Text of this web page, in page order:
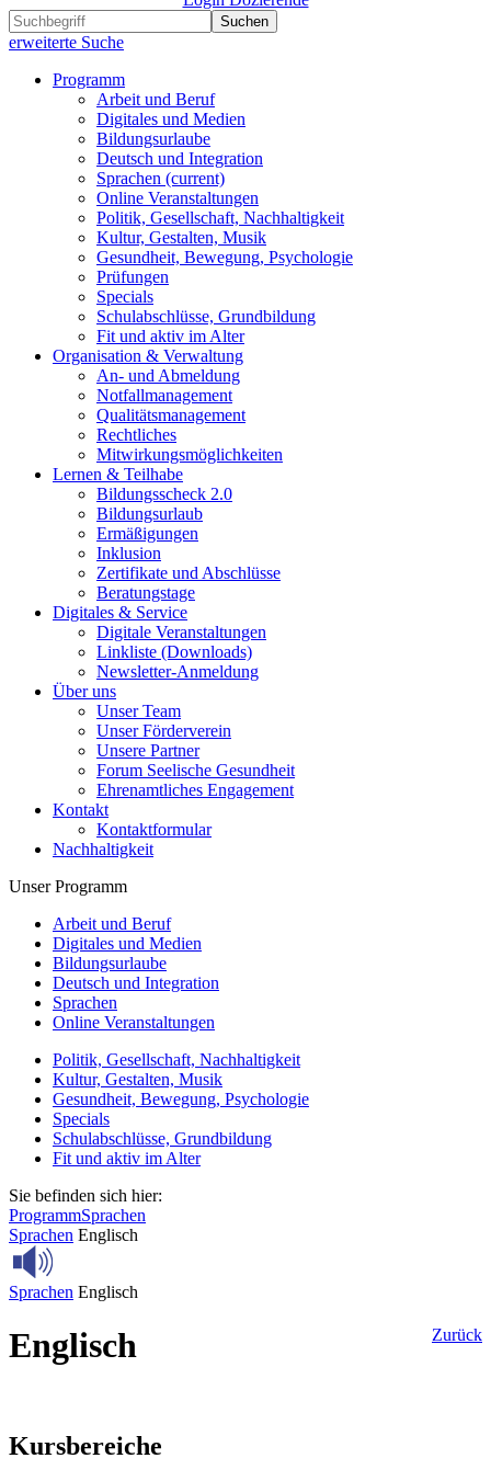
Suchen
erweiterte Suche
Programm
Arbeit und Beruf
Digitales und Medien
Bildungsurlaube
Deutsch und Integration
Sprachen (current)
Online Veranstaltungen
Politik, Gesellschaft, Nachhaltigkeit
Kultur, Gestalten, Musik
Gesundheit, Bewegung, Psychologie
Prüfungen
Specials
Schulabschlüsse, Grundbildung
Fit und aktiv im Alter
Organisation & Verwaltung
An- und Abmeldung
Notfallmanagement
Qualitätsmanagement
Rechtliches
Mitwirkungsmöglichkeiten
Lernen & Teilhabe
Bildungsscheck 2.0
Bildungsurlaub
Ermäßigungen
Inklusion
Zertifikate und Abschlüsse
Beratungstage
Digitales & Service
Digitale Veranstaltungen
Linkliste (Downloads)
Newsletter-Anmeldung
Über uns
Unser Team
Unser Förderverein
Unsere Partner
Forum Seelische Gesundheit
Ehrenamtliches Engagement
Kontakt
Kontaktformular
Nachhaltigkeit
Unser Programm
Arbeit und Beruf
Digitales und Medien
Bildungsurlaube
Deutsch und Integration
Sprachen
Online Veranstaltungen
Politik, Gesellschaft, Nachhaltigkeit
Kultur, Gestalten, Musik
Gesundheit, Bewegung, Psychologie
Specials
Schulabschlüsse, Grundbildung
Fit und aktiv im Alter
Sie befinden sich hier:
ProgrammSprachen
Sprachen Englisch
Sprachen Englisch
Zurück
Englisch
Kursbereiche